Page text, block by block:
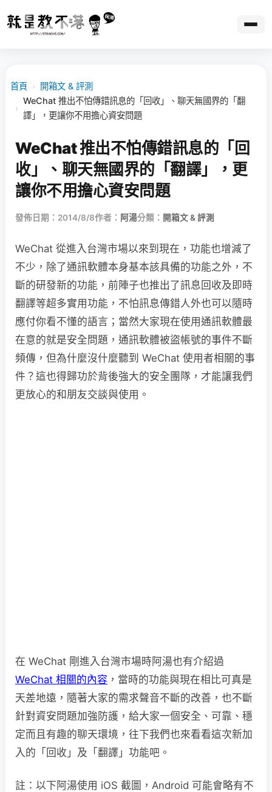
首頁 › 開箱文 & 評測
›
WeChat 推出不怕傳錯訊息的「回收」、聊天無國界的「翻
譯」，更讓你不用擔心資安問題
WeChat 推出不怕傳錯訊息的「回
收」、聊天無國界的「翻譯」，更
讓你不用擔心資安問題
發佈日期：2014/8/8作者： 阿湯分類： 開箱文 & 評測
WeChat 從進入台灣市場以來到現在，功能也增減了
不少，除了通訊軟體本身基本該具備的功能之外，不
斷的研發新的功能，前陣子也推出了訊息回收及即時
翻譯等超多實用功能，不怕訊息傳錯人外也可以隨時
應付你看不懂的語言；當然大家現在使用通訊軟體最
在意的就是安全問題，通訊軟體被盜帳號的事件不斷
頻傳，但為什麼沒什麼聽到 WeChat 使用者相關的事
件？這也得歸功於背後強大的安全團隊，才能讓我們
更放心的和朋友交談與使用。
在 WeChat 剛進入台灣市場時阿湯也有介紹過
WeChat 相關的內容 ，當時的功能與現在相比可真是
天差地遠，隨著大家的需求聲音不斷的改善，也不斷
針對資安問題加強防護，給大家一個安全、可靠、穩
定而且有趣的聊天環境，往下我們也來看看這次新加
入的「回收」及「翻譯」功能吧。
註：以下阿湯使用 iOS 截圖，Android 可能會略有不